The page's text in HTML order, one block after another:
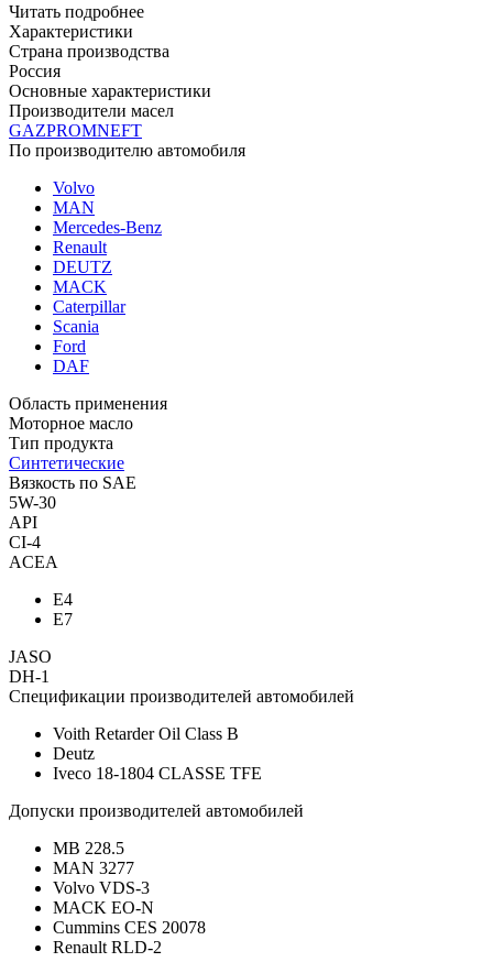
Читать подробнее
Характеристики
Страна производства
Россия
Основные характеристики
Производители масел
GAZPROMNEFT
По производителю автомобиля
Volvo
MAN
Mercedes-Benz
Renault
DEUTZ
MACK
Caterpillar
Scania
Ford
DAF
Область применения
Моторное масло
Тип продукта
Синтетические
Вязкость по SAE
5W-30
API
CI-4
ACEA
E4
E7
JASO
DH-1
Спецификации производителей автомобилей
Voith Retarder Oil Class B
Deutz
Iveco 18-1804 CLASSE TFE
Допуски производителей автомобилей
MB 228.5
MAN 3277
Volvo VDS-3
MACK EO-N
Cummins CES 20078
Renault RLD-2